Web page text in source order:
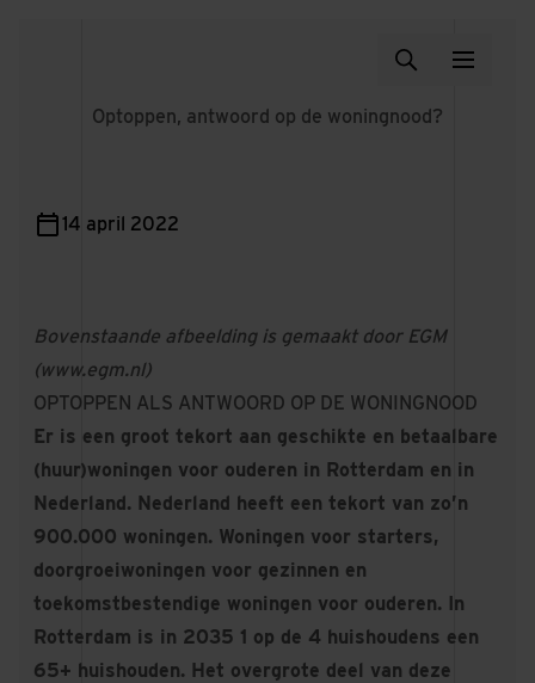
Optoppen, antwoord op de woningnood?
14 april 2022
Bovenstaande afbeelding is gemaakt door EGM
(www.egm.nl)
OPTOPPEN ALS ANTWOORD OP DE WONINGNOOD
Er is een groot tekort aan geschikte en betaalbare
(huur)woningen voor ouderen in Rotterdam en in
Nederland. Nederland heeft een tekort van zo’n
900.000 woningen. Woningen voor starters,
doorgroeiwoningen voor gezinnen en
toekomstbestendige woningen voor ouderen. In
Rotterdam is in 2035 1 op de 4 huishoudens een
65+ huishouden. Het overgrote deel van deze